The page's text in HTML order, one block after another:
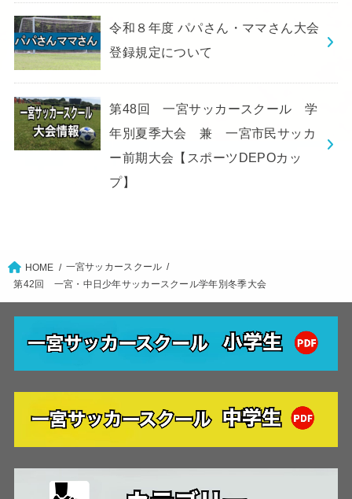
令和８年度 パパさん・ママさん大会
登録規定について
第48回 一宮サッカースクール 学
年別夏季大会 兼 一宮市民サッカ
ー前期大会【スポーツDEPOカッ
プ】
HOME
一宮サッカースクール
第42回 一宮・中日少年サッカースクール学年別冬季大会